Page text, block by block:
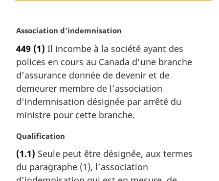
N
t
e
m
a
g
i
a
l
e
:
Association d’indemnisation
449 (1) Il incombe à la société ayant des
polices en cours au Canada d’une branche
d’assurance donnée de devenir et de
demeurer membre de l’association
d’indemnisation désignée par arrêté du
ministre pour cette branche.
N
t
e
m
Qualification
(1.1) Seule peut être désignée, aux termes
du paragraphe (1), l’association